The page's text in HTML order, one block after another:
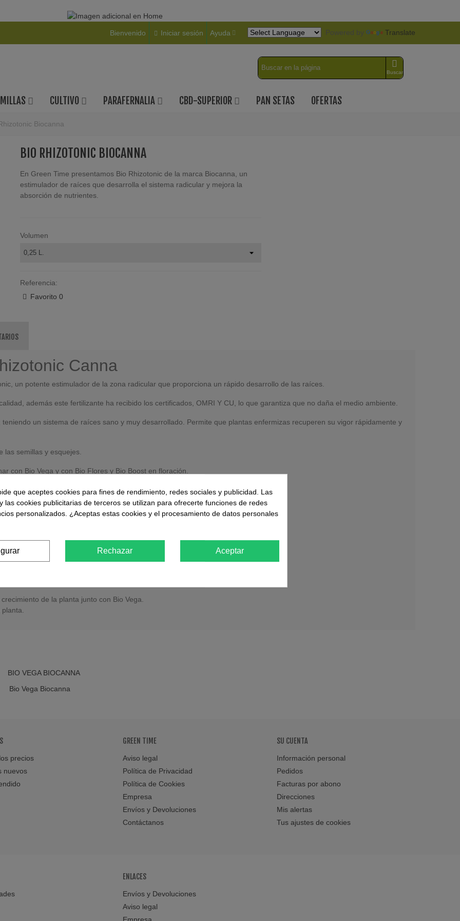
Bienvenido Iniciar sesión Ayuda Powered by Translate
Buscar
CULTIVO PARAFERNALIA CBD-SUPERIOR PAN SETAS OFERTAS
Biocanna
BIO RHIZOTONIC BIOCANNA
En Green Time presentamos Bio Rhizotonic de la marca Biocanna, un
estimulador de raíces que desarrolla el sistema radicular y mejora la
absorción de nutrientes.
Volumen
Referencia:
Favorito 0
Canna
un potente estimulador de la zona radicular que proporciona un rápido desarrollo de las raíces.
además este fertilizante ha recibido los certificados, OMRI Y CU, lo que garantiza que no daña el medio ambiente.
un sistema de raíces sano y muy desarrollado. Permite que plantas enfermizas recuperen su vigor rápidamente y
las semillas y esquejes.
con Bio Vega y con Bio Flores y Bio Boost en floración.
dosificación:
de la planta junto con Bio Vega.
Favorito
Bio Vega Biocanna
precios
nuevos
GREEN TIME
Aviso legal
Política de Privacidad
Política de Cookies
Empresa
Envíos y Devoluciones
Contáctanos
SU CUENTA
Información personal
Pedidos
Facturas por abono
Direcciones
Mis alertas
Tus ajustes de cookies
ENLACES
Envíos y Devoluciones
Aviso legal
Empresa
que aceptes cookies para fines de rendimiento, redes sociales y publicidad. Las
las cookies publicitarias de terceros se utilizan para ofrecerte funciones de redes
personalizados. ¿Aceptas estas cookies y el procesamiento de datos personales
Rechazar Aceptar